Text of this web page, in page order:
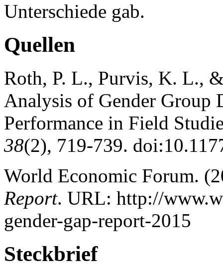
Unterschiede gab.
Quellen
Roth, P. L., Purvis, K. L.,
Analysis of Gender Group
Performance in Field
38(2), 719-739.
World Economic Forum.
Report. URL: http://
gender-gap-report-2015
Steckbrief